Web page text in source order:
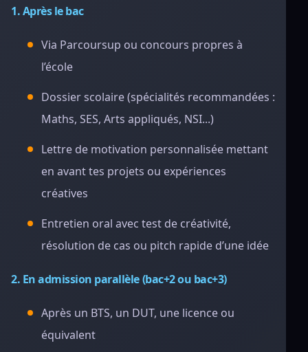
1. Après le bac
Via Parcoursup ou concours propres à
l’école
Dossier scolaire (spécialités recommandées :
Maths, SES, Arts appliqués, NSI...)
Lettre de motivation personnalisée mettant
en avant tes projets ou expériences
créatives
Entretien oral avec test de créativité,
résolution de cas ou pitch rapide d’une idée
2. En admission parallèle (bac+2 ou bac+3)
Après un BTS, un DUT, une licence ou
équivalent